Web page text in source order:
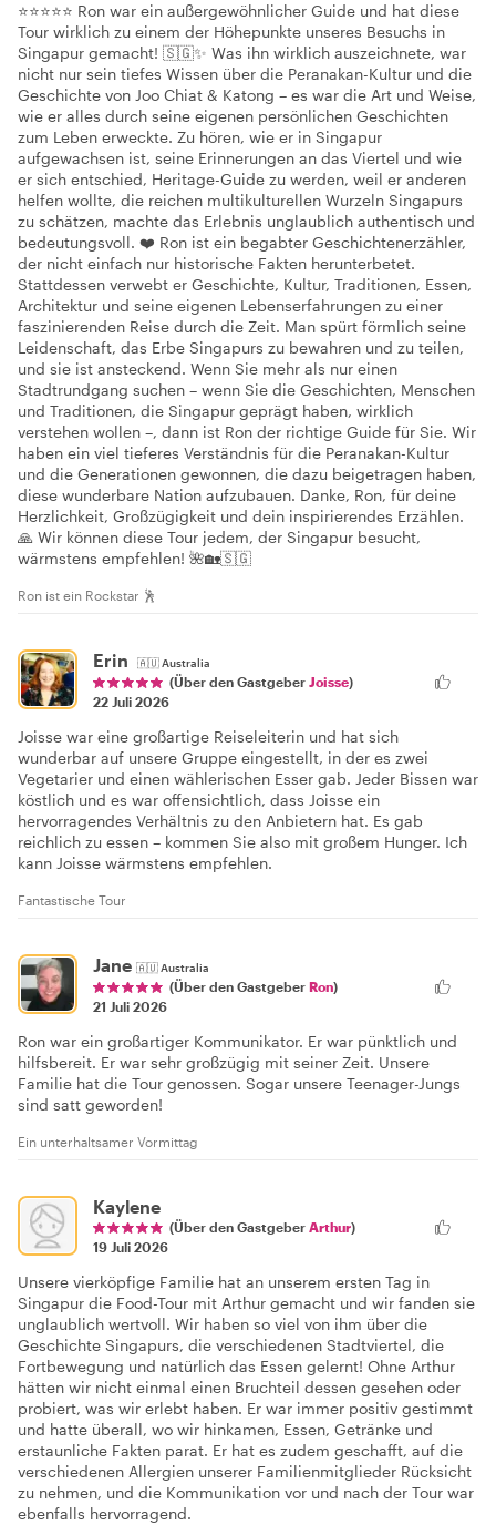
⭐⭐⭐⭐⭐ Ron war ein außergewöhnlicher Guide und hat diese
Tour wirklich zu einem der Höhepunkte unseres Besuchs in
Singapur gemacht! 🇸🇬✨ Was ihn wirklich auszeichnete, war
nicht nur sein tiefes Wissen über die Peranakan-Kultur und die
Geschichte von Joo Chiat & Katong – es war die Art und Weise,
wie er alles durch seine eigenen persönlichen Geschichten
zum Leben erweckte. Zu hören, wie er in Singapur
aufgewachsen ist, seine Erinnerungen an das Viertel und wie
er sich entschied, Heritage-Guide zu werden, weil er anderen
helfen wollte, die reichen multikulturellen Wurzeln Singapurs
zu schätzen, machte das Erlebnis unglaublich authentisch und
bedeutungsvoll. ❤️ Ron ist ein begabter Geschichtenerzähler,
der nicht einfach nur historische Fakten herunterbetet.
Stattdessen verwebt er Geschichte, Kultur, Traditionen, Essen,
Architektur und seine eigenen Lebenserfahrungen zu einer
faszinierenden Reise durch die Zeit. Man spürt förmlich seine
Leidenschaft, das Erbe Singapurs zu bewahren und zu teilen,
und sie ist ansteckend. Wenn Sie mehr als nur einen
Stadtrundgang suchen – wenn Sie die Geschichten, Menschen
und Traditionen, die Singapur geprägt haben, wirklich
verstehen wollen –, dann ist Ron der richtige Guide für Sie. Wir
haben ein viel tieferes Verständnis für die Peranakan-Kultur
und die Generationen gewonnen, die dazu beigetragen haben,
diese wunderbare Nation aufzubauen. Danke, Ron, für deine
Herzlichkeit, Großzügigkeit und dein inspirierendes Erzählen.
🙏 Wir können diese Tour jedem, der Singapur besucht,
wärmstens empfehlen! 🌺🏡🇸🇬
Ron ist ein Rockstar 🕺
Erin 🇦🇺Australia
(Über den Gastgeber Joisse)
22 Juli 2026
Joisse war eine großartige Reiseleiterin und hat sich
wunderbar auf unsere Gruppe eingestellt, in der es zwei
Vegetarier und einen wählerischen Esser gab. Jeder Bissen war
köstlich und es war offensichtlich, dass Joisse ein
hervorragendes Verhältnis zu den Anbietern hat. Es gab
reichlich zu essen – kommen Sie also mit großem Hunger. Ich
kann Joisse wärmstens empfehlen.
Fantastische Tour
Jane 🇦🇺Australia
(Über den Gastgeber Ron)
21 Juli 2026
Ron war ein großartiger Kommunikator. Er war pünktlich und
hilfsbereit. Er war sehr großzügig mit seiner Zeit. Unsere
Familie hat die Tour genossen. Sogar unsere Teenager-Jungs
sind satt geworden!
Ein unterhaltsamer Vormittag
Kaylene
(Über den Gastgeber Arthur)
19 Juli 2026
Unsere vierköpfige Familie hat an unserem ersten Tag in
Singapur die Food-Tour mit Arthur gemacht und wir fanden sie
unglaublich wertvoll. Wir haben so viel von ihm über die
Geschichte Singapurs, die verschiedenen Stadtviertel, die
Fortbewegung und natürlich das Essen gelernt! Ohne Arthur
hätten wir nicht einmal einen Bruchteil dessen gesehen oder
probiert, was wir erlebt haben. Er war immer positiv gestimmt
und hatte überall, wo wir hinkamen, Essen, Getränke und
erstaunliche Fakten parat. Er hat es zudem geschafft, auf die
verschiedenen Allergien unserer Familienmitglieder Rücksicht
zu nehmen, und die Kommunikation vor und nach der Tour war
ebenfalls hervorragend.